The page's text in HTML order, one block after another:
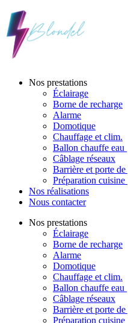
Nos prestations
Éclairage
Borne de recharge
Alarme
Domotique
Chauffage et clim.
Ballon chauffe eau
Câblage réseaux
Barrière et porte de
Préparation cuisine
Nos réalisations
Nous contacter
Nos prestations
Éclairage
Borne de recharge
Alarme
Domotique
Chauffage et clim.
Ballon chauffe eau
Câblage réseaux
Barrière et porte de
Préparation cuisine